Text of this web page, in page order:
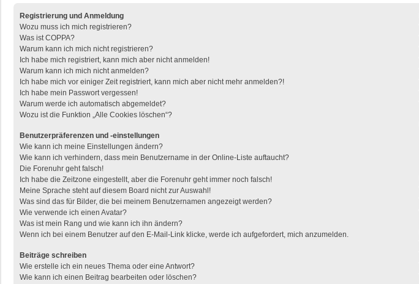
Registrierung und Anmeldung
Wozu muss ich mich registrieren?
Was ist COPPA?
Warum kann ich mich nicht registrieren?
Ich habe mich registriert, kann mich aber nicht anmelden!
Warum kann ich mich nicht anmelden?
Ich habe mich vor einiger Zeit registriert, kann mich aber nicht mehr anmelden?!
Ich habe mein Passwort vergessen!
Warum werde ich automatisch abgemeldet?
Wozu ist die Funktion „Alle Cookies löschen“?
Benutzerpräferenzen und -einstellungen
Wie kann ich meine Einstellungen ändern?
Wie kann ich verhindern, dass mein Benutzername in der Online-Liste auftaucht?
Die Forenuhr geht falsch!
Ich habe die Zeitzone eingestellt, aber die Forenuhr geht immer noch falsch!
Meine Sprache steht auf diesem Board nicht zur Auswahl!
Was sind das für Bilder, die bei meinem Benutzernamen angezeigt werden?
Wie verwende ich einen Avatar?
Was ist mein Rang und wie kann ich ihn ändern?
Wenn ich bei einem Benutzer auf den E-Mail-Link klicke, werde ich aufgefordert, mich anzumelden.
Beiträge schreiben
Wie erstelle ich ein neues Thema oder eine Antwort?
Wie kann ich einen Beitrag bearbeiten oder löschen?